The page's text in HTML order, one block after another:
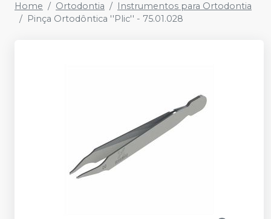
Home Ortodontia
Instrumentos para Ortodontia
Pinça Ortodôntica ''Plic'' - 75.01.028